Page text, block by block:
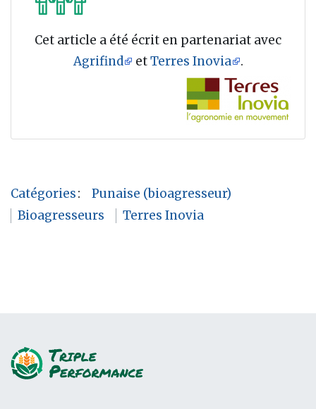
Cet article a été écrit en partenariat avec
Agrifind
etTerres Inovia .
Catégories:
Punaise (bioagresseur)
Bioagresseurs
Terres Inovia